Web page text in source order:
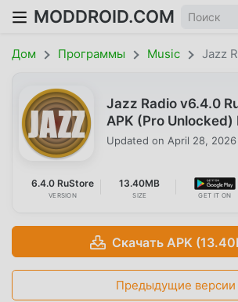
MODDROID.COM
Дом Программы Music Jazz
Jazz Radio v6.4.0
APK (Pro Unlocked)
Updated on April 28, 2026
6.4.0 RuStore
VERSION
13.40MB
SIZE GET IT ON
Скачать APK
Предыдущие версии